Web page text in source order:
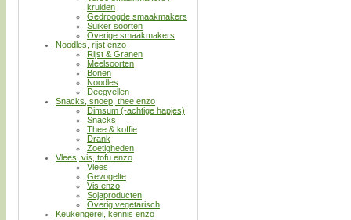
kruiden
Gedroogde smaakmakers
Suiker soorten
Overige smaakmakers
Noodles, rijst enzo
Rijst & Granen
Meelsoorten
Bonen
Noodles
Deegvellen
Snacks, snoep, thee enzo
Dimsum (-achtige hapjes)
Snacks
Thee & koffie
Drank
Zoetigheden
Vlees, vis, tofu enzo
Vlees
Gevogelte
Vis enzo
Sojaproducten
Overig vegetarisch
Keukengerei, kennis enzo